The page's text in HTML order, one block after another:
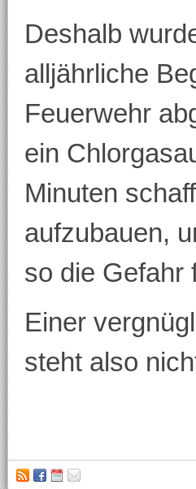
Deshalb
alljährliche
Feuerwehr
ein
Minuten
aufzubauen,
so die Gefahr
Einer
steht also